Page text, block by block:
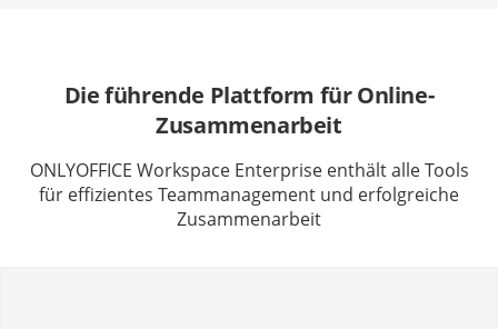
Die führende Plattform für Online-
Zusammenarbeit
ONLYOFFICE Workspace Enterprise enthält alle Tools
für effizientes Teammanagement und erfolgreiche
Zusammenarbeit